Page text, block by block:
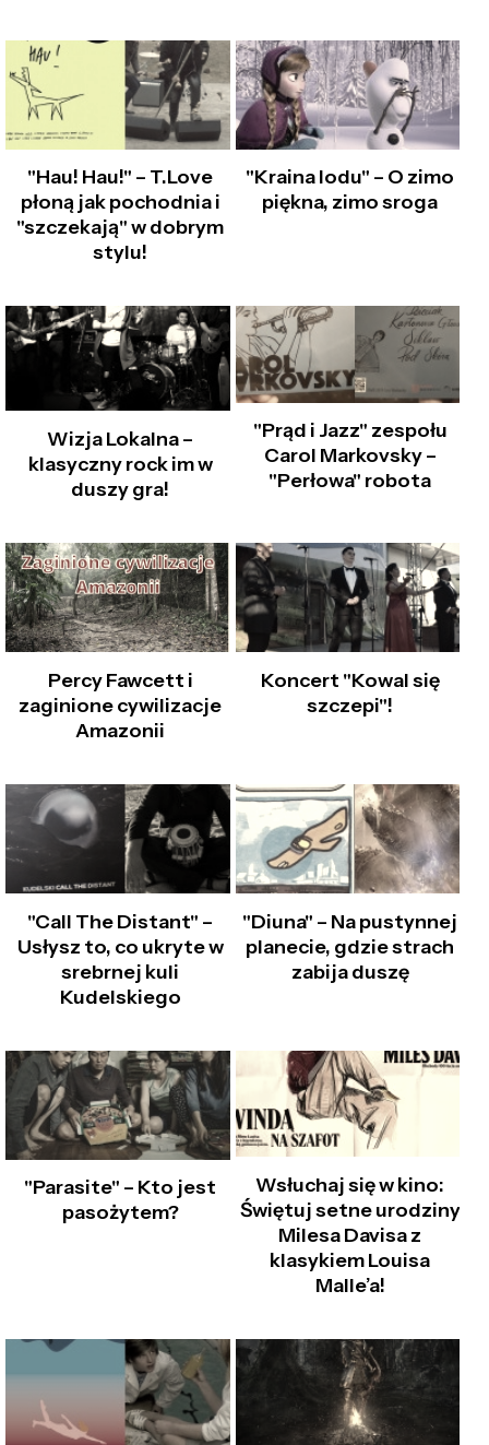
"Hau! Hau!" – T.Love
płoną jak pochodnia i
"szczekają" w dobrym
stylu!
"Kraina lodu" – O zimo
piękna, zimo sroga
Wizja Lokalna –
klasyczny rock im w
duszy gra!
"Prąd i Jazz" zespołu
Carol Markovsky –
"Perłowa" robota
Percy Fawcett i
zaginione cywilizacje
Amazonii
Koncert "Kowal się
szczepi"!
"Call The Distant" –
Usłysz to, co ukryte w
srebrnej kuli
Kudelskiego
"Diuna" – Na pustynnej
planecie, gdzie strach
zabija duszę
"Parasite" – Kto jest
pasożytem?
Wsłuchaj się w kino:
Świętuj setne urodziny
Milesa Davisa z
klasykiem Louisa
Malle’a!